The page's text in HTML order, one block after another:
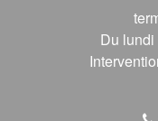
Du